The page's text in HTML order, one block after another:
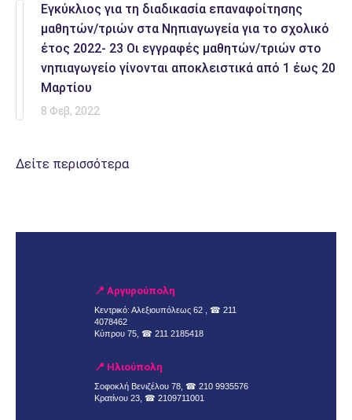
Εγκύκλιος για τη διαδικασία επαναφοίτησης
μαθητών/τριών στα Νηπιαγωγεία για το σχολικό
έτος 2022- 23 Οι εγγραφές μαθητών/τριών στο
νηπιαγωγείο γίνονται αποκλειστικά από 1 έως 20
Μαρτίου
8 Φεβ, 2022
Δείτε περισσότερα
📍 Αργυρούπολη
Κεντρικό: Αλεξιουπόλεως 62 , ☎ 211
4078462
Κύπρου 75, ☎ 211 2185418
📍 Ηλιούπολη
Σοφοκλή Βενιζέλου 78, ☎ 210 9935576
Κρατίνου 23, ☎ 2109711001